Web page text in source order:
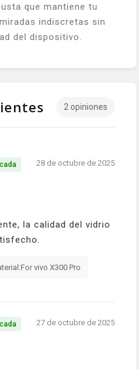
que mantiene tu
indiscretas sin
del dispositivo.
2 opiniones
28 de octubre de 2025
la calidad del vidrio
vivo X300 Pro
27 de octubre de 2025